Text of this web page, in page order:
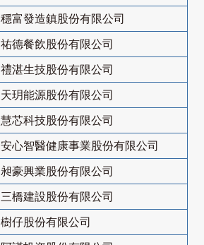
穩富發造鎮股份有限公司
祐德餐飲股份有限公司
禮湛生技股份有限公司
天玥能源股份有限公司
慧芯科技股份有限公司
安心智醫健康事業股份有限公司
昶豪興業股份有限公司
三橋建設股份有限公司
樹仔股份有限公司